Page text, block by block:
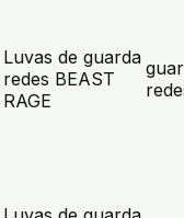
Luvas de guarda
redes BEAST
RAGE